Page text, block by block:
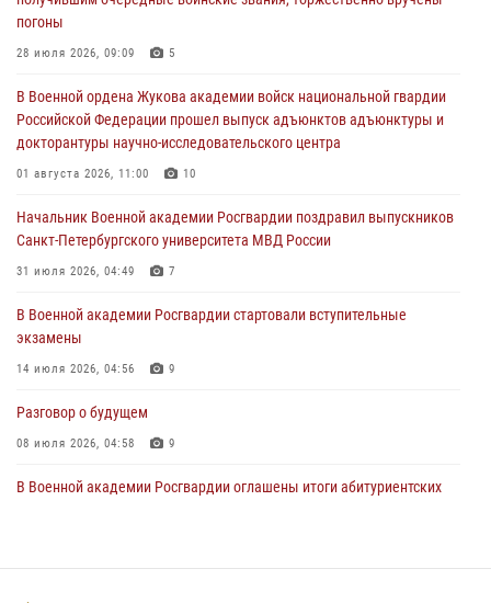
23 июля 2026, 04:51
Курсант Военной академии войск национальной гвардии принял
22 июля 2026, 09:41
Мастер‑класс по стрельбе: точность, тактика, профессионализм
20 июля 2026, 11:17
108 лет со дня образования подразделений связи войск
погоны
28 июля 2026, 09:09 5
В Военной ордена Жукова академии войск национальной гвардии
Российской Федерации прошел выпуск адъюнктов адъюнктуры и
докторантуры научно-исследовательского центра
01 августа 2026, 11:00 10
Начальник Военной академии Росгвардии поздравил выпускников
Санкт-Петербургского университета МВД России
31 июля 2026, 04:49 7
В Военной академии Росгвардии стартовали вступительные
экзамены
14 июля 2026, 04:56 9
Разговор о будущем
08 июля 2026, 04:58 9
В Военной академии Росгвардии оглашены итоги абитуриентских